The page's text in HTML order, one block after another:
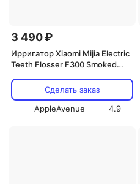
3 490 ₽
Ирригатор Xiaomi Mijia Electric
Teeth Flosser F300 Smoked
Сделать заказ
AppleAvenue
4.9